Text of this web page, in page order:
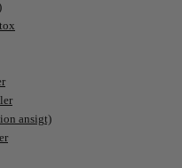
ansigt)